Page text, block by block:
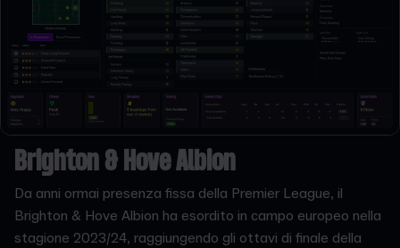
Brighton & Hove Albion
Da anni ormai presenza fissa della Premier League, il
Brighton & Hove Albion ha esordito in campo europeo nella
stagione 2023/24, raggiungendo gli ottavi di finale della